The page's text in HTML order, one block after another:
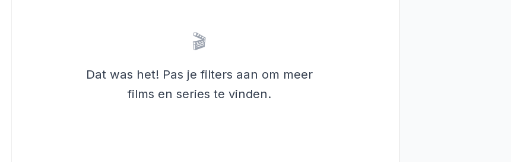
🎬
Dat was het! Pas je filters aan om meer
films en series te vinden.